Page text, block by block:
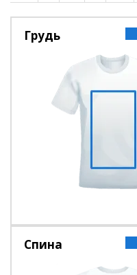
Грудь
Спина